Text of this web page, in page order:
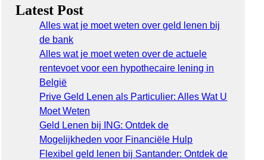
Latest Post
Alles wat je moet weten over geld lenen bij
de bank
Alles wat je moet weten over de actuele
rentevoet voor een hypothecaire lening in
België
Prive Geld Lenen als Particulier: Alles Wat U
Moet Weten
Geld Lenen bij ING: Ontdek de
Mogelijkheden voor Financiële Hulp
Flexibel geld lenen bij Santander: Ontdek de